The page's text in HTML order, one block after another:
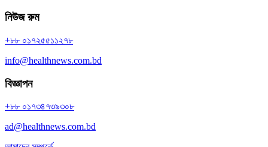
নিউজ রুম
+৮৮ ০১৭২৫৫১১২৭৮
info@healthnews.com.bd
বিজ্ঞাপন
+৮৮ ০১৭৩৪৭৩৯৩০৮
ad@healthnews.com.bd